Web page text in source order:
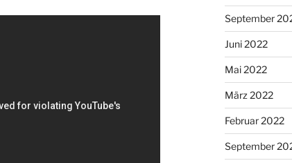
September
Juni 2022
Mai 2022
März 2022
Februar 2022
September